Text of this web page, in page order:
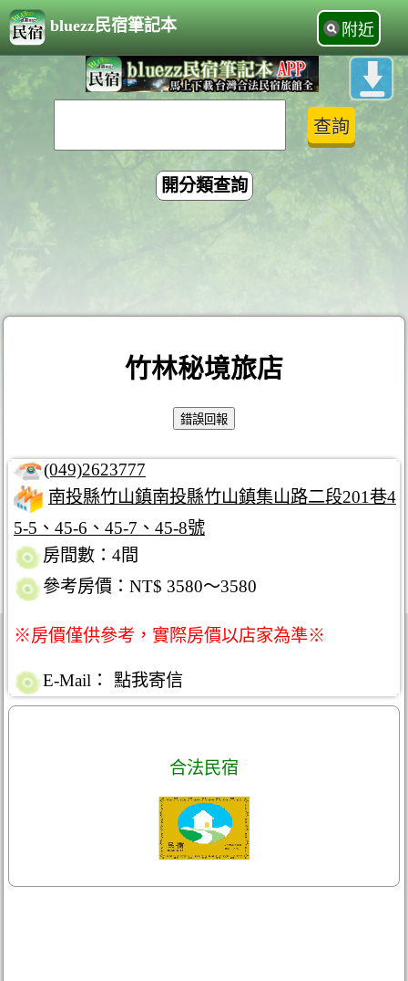
bluezz民宿筆記本 附近
開分類查詢
竹林秘境旅店
(049)2623777
南投縣竹山鎮南投縣竹山鎮集山路二段201巷4
5-5、45-6、45-7、45-8號
房間數：4間
參考房價：NT$ 3580～3580
※房價僅供參考，實際房價以店家為準※
E-Mail： 點我寄信
合法民宿